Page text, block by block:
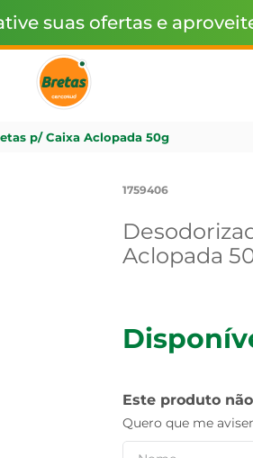
suas ofertas e
p/ Caixa Aclopada 50g
1759406
Aclopada
Este produto
Quero que me